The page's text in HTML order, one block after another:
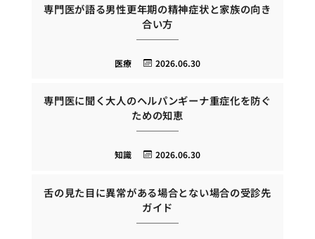
専門医が語る男性更年期の精神症状と家族の向き
合い方
2026.06.30
医療
専門医に聞く大人のヘルパンギーナ重症化を防ぐ
ための知恵
2026.06.30
知識
舌の見た目に異常がある場合とない場合の受診先
ガイド